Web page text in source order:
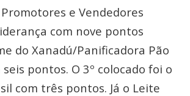
e Vendedores
com nove pontos
do Xanadú/Panificadora Pão
seis pontos. O 3º colocado foi o
com três pontos. Já o Leite